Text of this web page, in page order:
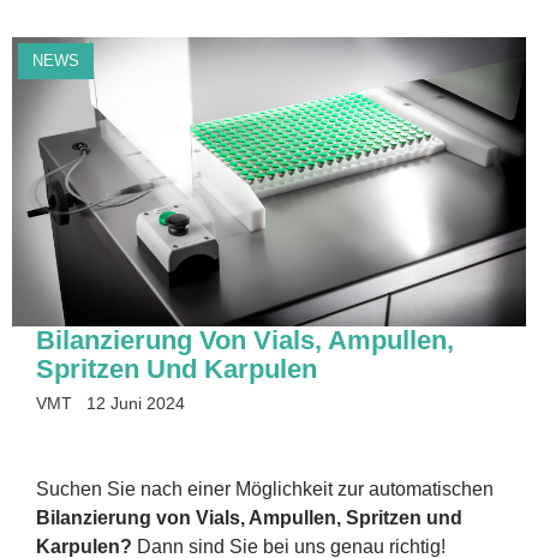
NEWS
Bilanzierung Von Vials, Ampullen,
Spritzen Und Karpulen
VMT 12 Juni 2024
Suchen Sie nach einer Möglichkeit zur automatischen
Bilanzierung von Vials, Ampullen, Spritzen und
Karpulen? Dann sind Sie bei uns genau richtig!